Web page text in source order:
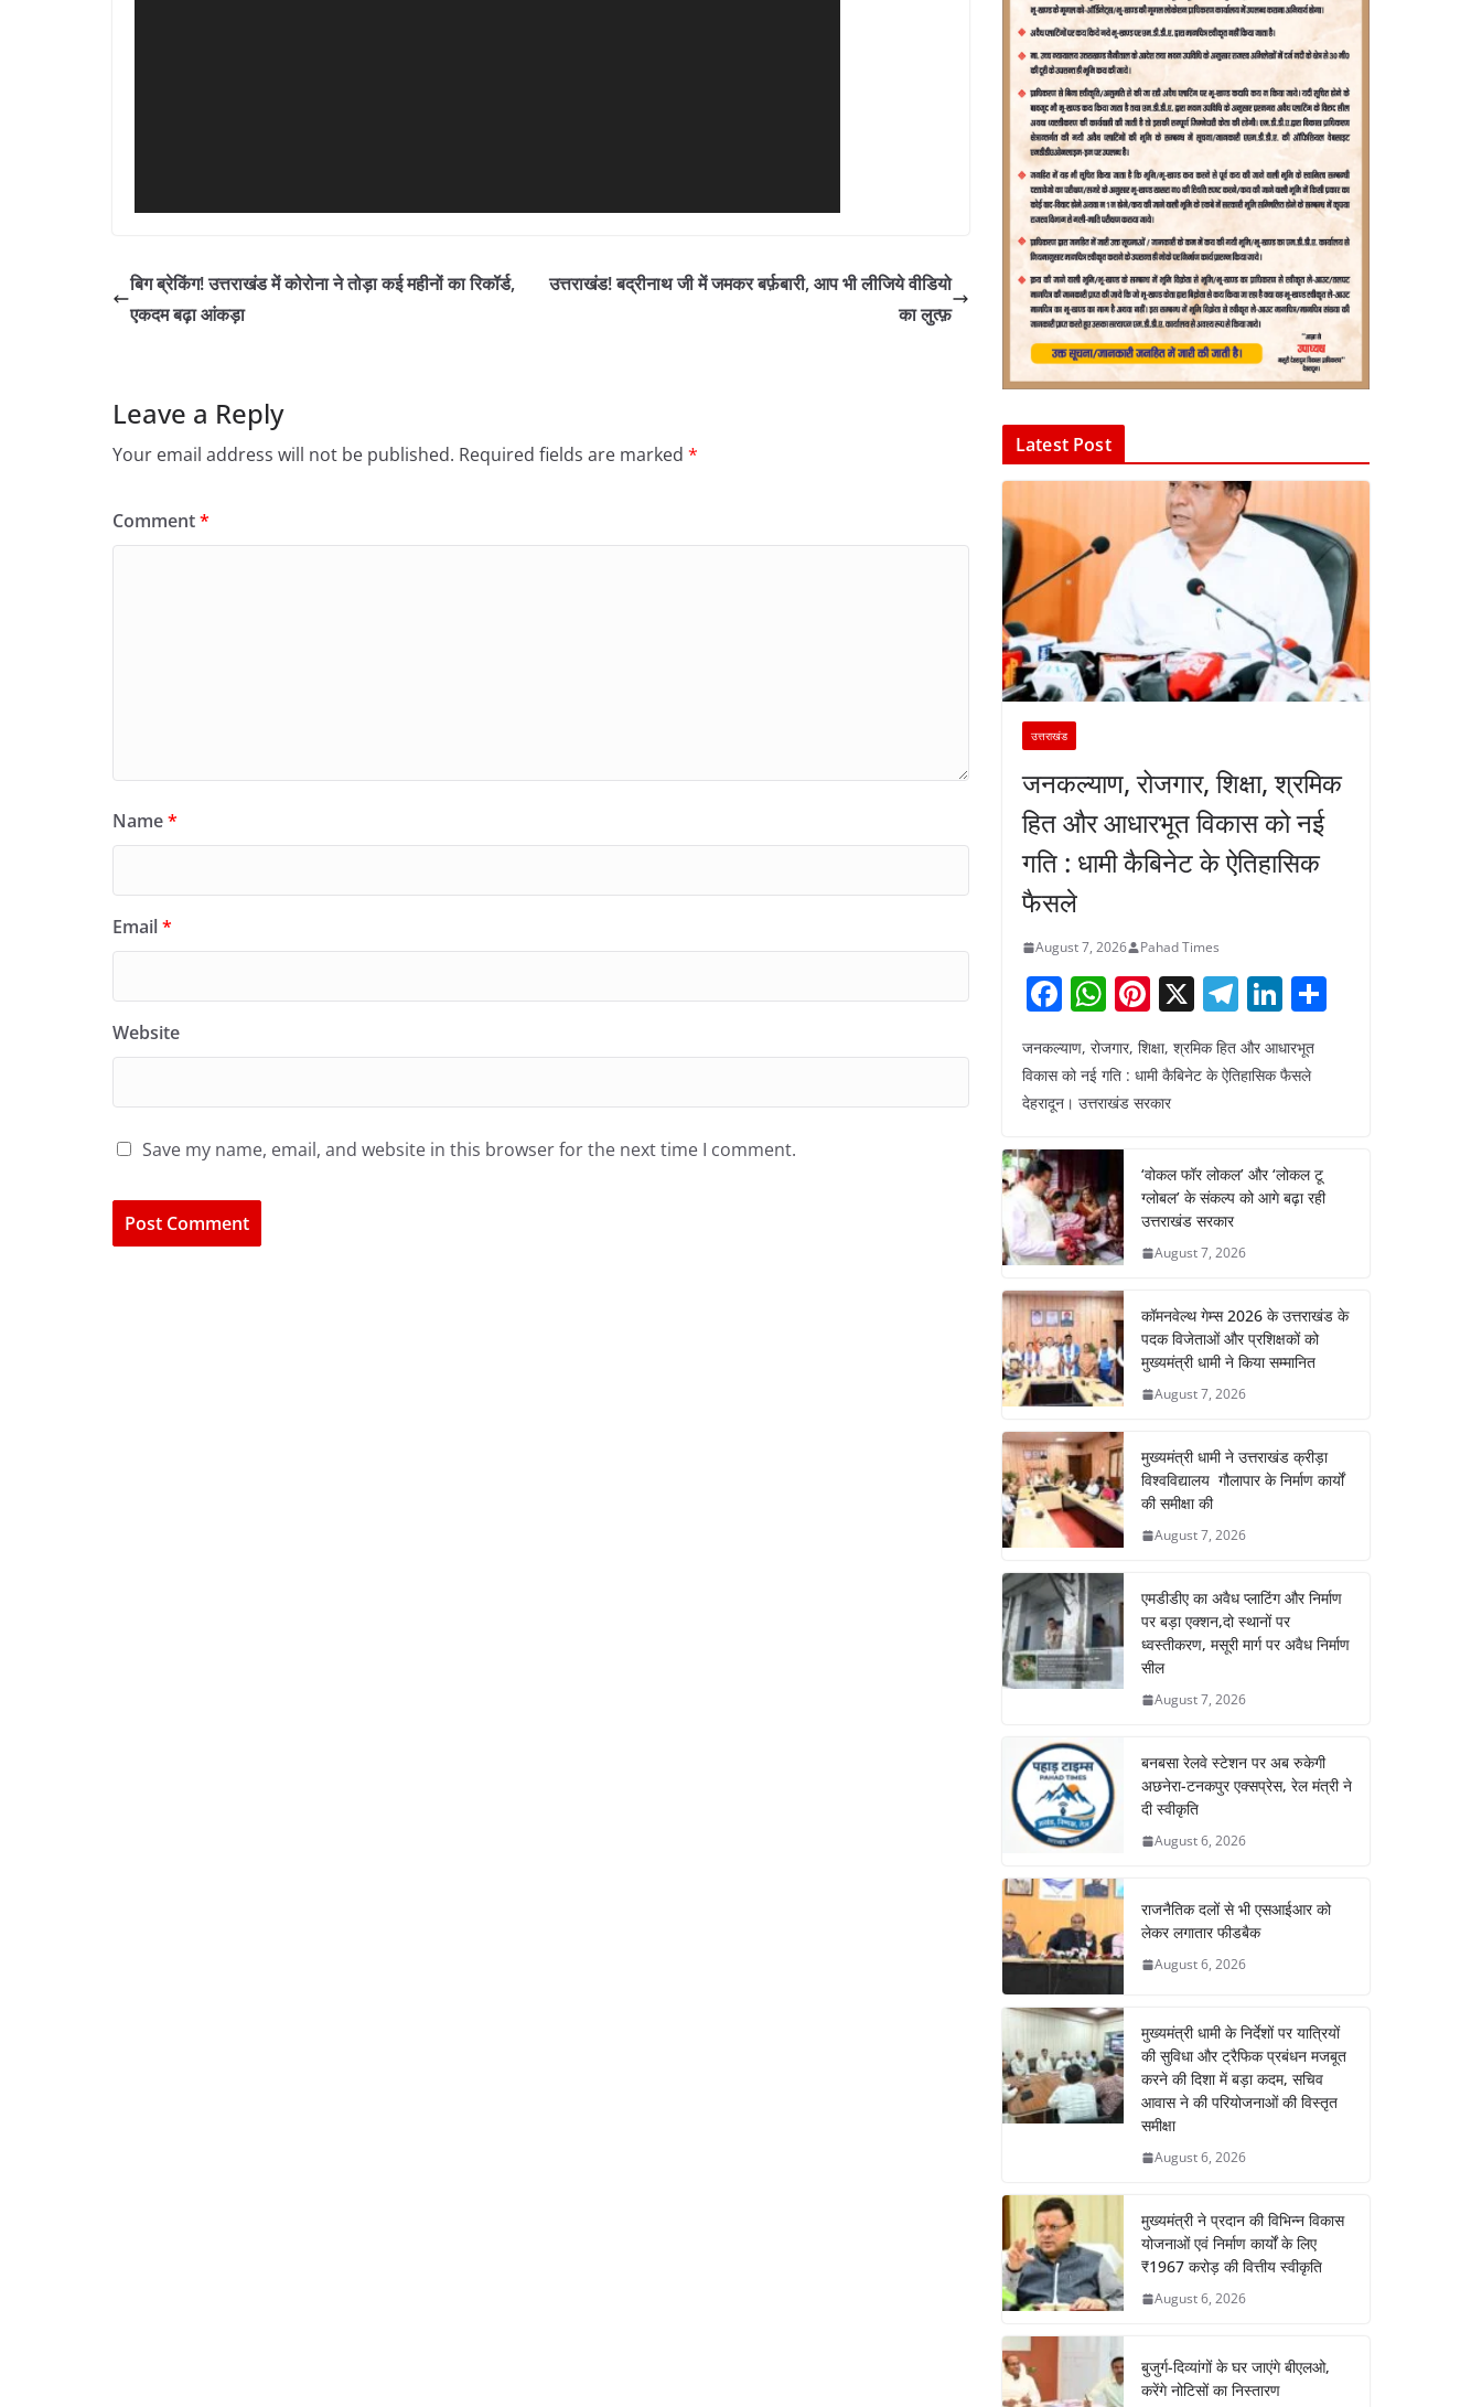
बिग ब्रेकिंग! उत्तराखंड में कोरोना ने तोड़ा कई महीनों का रिकॉर्ड,
एकदम बढ़ा आंकड़ा
उत्तराखंड! बद्रीनाथ जी में जमकर बर्फ़बारी, आप भी लीजिये वीडियो
का लुत्फ़
Leave a Reply
Your email address will not be published. Required fields are marked *
Comment*
Name*
Email*
Website
Save my name, email, and website in this browser for the next time I comment.
Latest Post
उत्तराखंड
जनकल्याण, रोजगार, शिक्षा, श्रमिक
हित और आधारभूत विकास को नई
गति : धामी कैबिनेट के ऐतिहासिक
फैसले
August 7, 2026 Pahad Times
F
c
e
o
o
k
W
at
s
p
Pi
er
e
X T
el
e
m
Li
k
n
जनकल्याण, रोजगार, शिक्षा, श्रमिक हित और आधारभूत
विकास को नई गति : धामी कैबिनेट के ऐतिहासिक फैसले
देहरादून। उत्तराखंड सरकार
‘वोकल फॉर लोकल’ और ‘लोकल टू
ग्लोबल’ के संकल्प को आगे बढ़ा रही
उत्तराखंड सरकार
August 7, 2026
कॉमनवेल्थ गेम्स 2026 के उत्तराखंड के
पदक विजेताओं और प्रशिक्षकों को
मुख्यमंत्री धामी ने किया सम्मानित
August 7, 2026
मुख्यमंत्री धामी ने उत्तराखंड क्रीड़ा
विश्वविद्यालय गौलापार के निर्माण कार्यों
की समीक्षा की
August 7, 2026
एमडीडीए का अवैध प्लाटिंग और निर्माण
पर बड़ा एक्शन,दो स्थानों पर
ध्वस्तीकरण, मसूरी मार्ग पर अवैध निर्माण
सील
August 7, 2026
बनबसा रेलवे स्टेशन पर अब रुकेगी
अछनेरा-टनकपुर एक्सप्रेस, रेल मंत्री ने
दी स्वीकृति
August 6, 2026
राजनैतिक दलों से भी एसआईआर को
लेकर लगातार फीडबैक
August 6, 2026
मुख्यमंत्री धामी के निर्देशों पर यात्रियों
की सुविधा और ट्रैफिक प्रबंधन मजबूत
करने की दिशा में बड़ा कदम, सचिव
आवास ने की परियोजनाओं की विस्तृत
समीक्षा
August 6, 2026
मुख्यमंत्री ने प्रदान की विभिन्न विकास
योजनाओं एवं निर्माण कार्यों के लिए
₹1967 करोड़ की वित्तीय स्वीकृति
August 6, 2026
बुजुर्ग-दिव्यांगों के घर जाएंगे बीएलओ,
करेंगे नोटिसों का निस्तारण